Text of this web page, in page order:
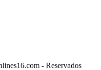
- Reservados